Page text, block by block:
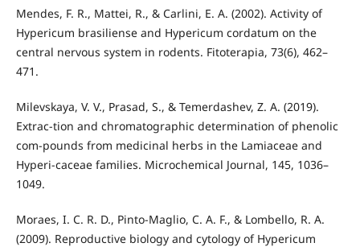
Mendes, F. R., Mattei, R., & Carlini, E. A. (2002). Activity of
Hypericum brasiliense and Hypericum cordatum on the
central nervous system in rodents. Fitoterapia, 73(6), 462–
471.
Milevskaya, V. V., Prasad, S., & Temerdashev, Z. A. (2019).
Extrac-tion and chromatographic determination of phenolic
com-pounds from medicinal herbs in the Lamiaceae and
Hyperi-caceae families. Microchemical Journal, 145, 1036–
1049.
Moraes, I. C. R. D., Pinto-Maglio, C. A. F., & Lombello, R. A.
(2009). Reproductive biology and cytology of Hypericum